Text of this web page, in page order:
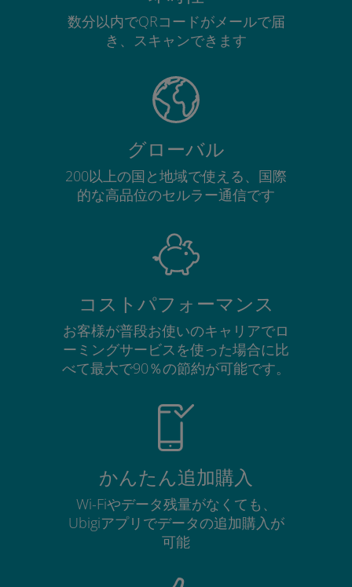
数分以内でQRコードがメールで届
き、スキャンできます
グローバル
200以上の国と地域で使える、国際
的な高品位のセルラー通信です
コストパフォーマンス
お客様が普段お使いのキャリアでロ
ーミングサービスを使った場合に比
べて最大で90％の節約が可能です。
かんたん追加購入
Wi-Fiやデータ残量がなくても、
Ubigiアプリでデータの追加購入が
可能